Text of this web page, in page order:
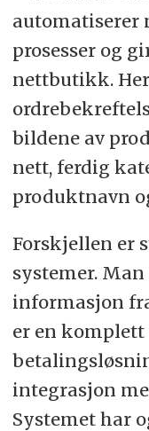
automatiserer
prosesser og
nettbutikk.
bildene av
nett, ferdig
produktnavn
Forskjellen er
systemer.
informasjon
er en
integrasjon
Systemet har